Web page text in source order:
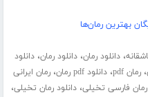
بهترین رمان‌ها
،دانلود رمان،دانلود رمان،دانلود
،رمان pdf ،دانلود pdf رمان ،رمان ایرانی
رمان فارسی تخیلی،دانلود رمان تخیلی،